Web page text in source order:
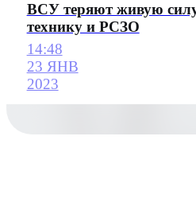
ВСУ теряют живую
технику и РСЗО
14:48
23 ЯНВ
2023